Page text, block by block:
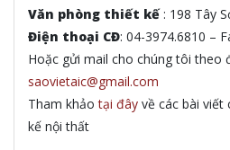
Văn phòng thiết kế: 198 Tây
Điện thoại CĐ: 04-3974.6810 –
Hoặc gửi mail cho chúng tôi theo
saovietaic@gmail.com
Tham khảotại đây về các bài viết
kế nội thất